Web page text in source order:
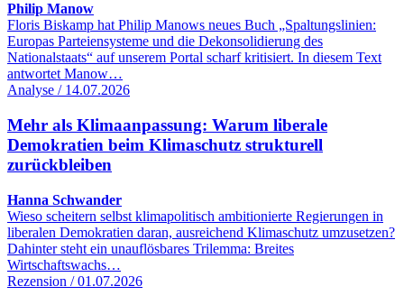
Philip Manow
Floris Biskamp hat Philip Manows neues Buch „Spaltungslinien:
Europas Parteiensysteme und die Dekonsolidierung des
Nationalstaats“ auf unserem Portal scharf kritisiert. In diesem Text
antwortet Manow…
Analyse / 14.07.2026
Mehr als Klimaanpassung: Warum liberale
Demokratien beim Klimaschutz strukturell
zurückbleiben
Hanna Schwander
Wieso scheitern selbst klimapolitisch ambitionierte Regierungen in
liberalen Demokratien daran, ausreichend Klimaschutz umzusetzen?
Dahinter steht ein unauflösbares Trilemma: Breites
Wirtschaftswachs…
Rezension / 01.07.2026